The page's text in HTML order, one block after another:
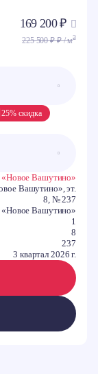
169 200 ₽
225 500 ₽ ₽ / м2
25% скидка
Вашутино»
Вашутино», эт.
8, № 237
Вашутино»
1
8
237
3 квартал 2026 г.